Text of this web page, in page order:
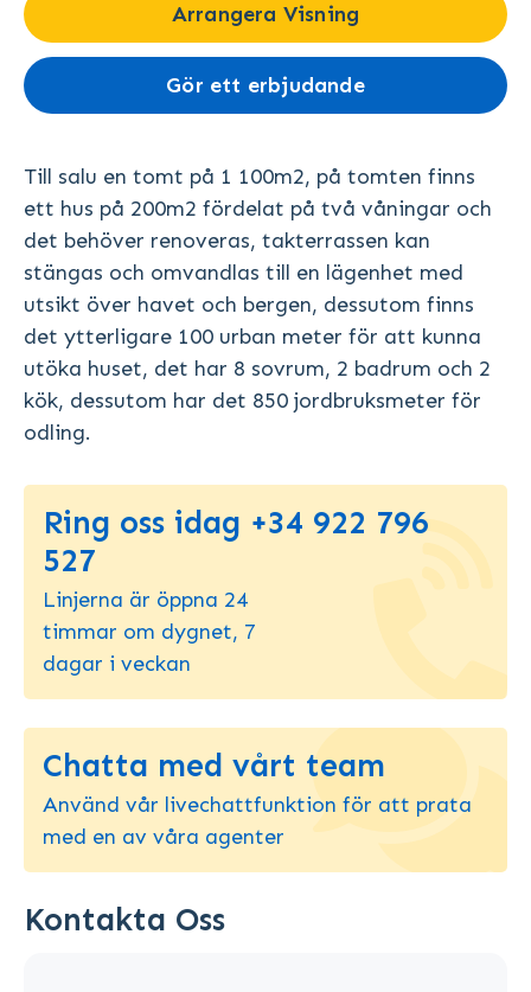
Arrangera Visning
Gör ett erbjudande
Till salu en tomt på 1 100m2, på tomten finns
ett hus på 200m2 fördelat på två våningar och
det behöver renoveras, takterrassen kan
stängas och omvandlas till en lägenhet med
utsikt över havet och bergen, dessutom finns
det ytterligare 100 urban meter för att kunna
utöka huset, det har 8 sovrum, 2 badrum och 2
kök, dessutom har det 850 jordbruksmeter för
odling.
Ring oss idag +34 922 796
527
Linjerna är öppna 24
timmar om dygnet, 7
dagar i veckan
Chatta med vårt team
Använd vår livechattfunktion för att prata
med en av våra agenter
Kontakta Oss